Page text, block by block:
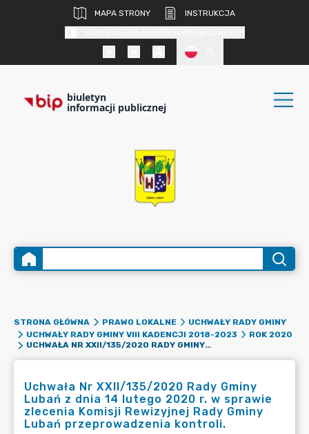
MAPA STRONY
INSTRUKCJA
biuletyn
informacji publicznej
STRONA GŁÓWNA PRAWO LOKALNE
UCHWAŁY RADY GMINY
UCHWAŁY RADY GMINY VIII KADENCJI 2018-2023
ROK 2020
UCHWAŁA NR XXII/135/2020 RADY GMINY LUBAŃ Z DNIA 14 LUTEGO 2020 R. W SPRAWIE ZLECENIA KOMISJI REWIZYJNEJ RADY GMINY LUBAŃ PRZEPROWADZENIA KONTROLI.
Uchwała Nr XXII/135/2020 Rady Gminy
Lubań z dnia 14 lutego 2020 r. w sprawie
zlecenia Komisji Rewizyjnej Rady Gminy
Lubań przeprowadzenia kontroli.